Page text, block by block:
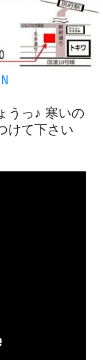
うっ♪ 寒いの
けて下さい